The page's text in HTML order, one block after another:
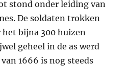
stond onder leiding van
De soldaten trokken
bijna 300 huizen
geheel in de as werd
1666 is nog steeds